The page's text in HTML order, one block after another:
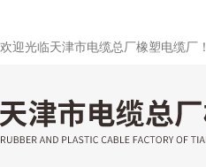
欢迎光临天津市电缆总厂橡塑电缆厂！